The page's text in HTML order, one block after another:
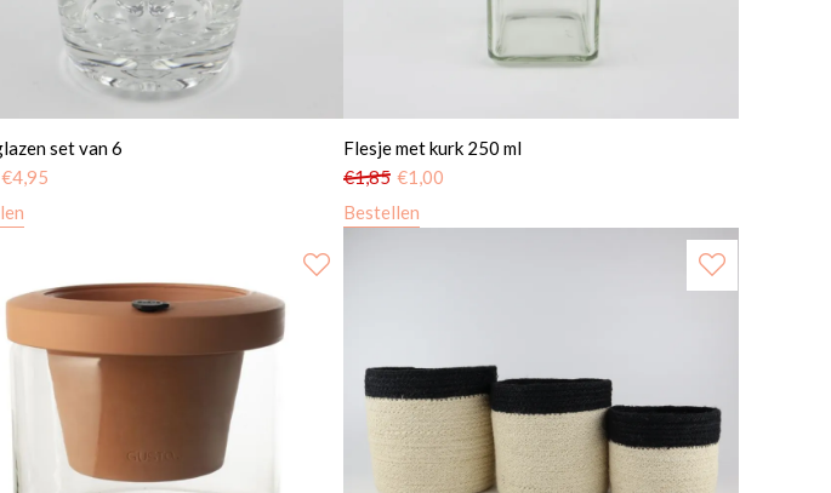
set van 6
€4,95
Flesje met kurk 250 ml
€1,85 €1,00
Bestellen